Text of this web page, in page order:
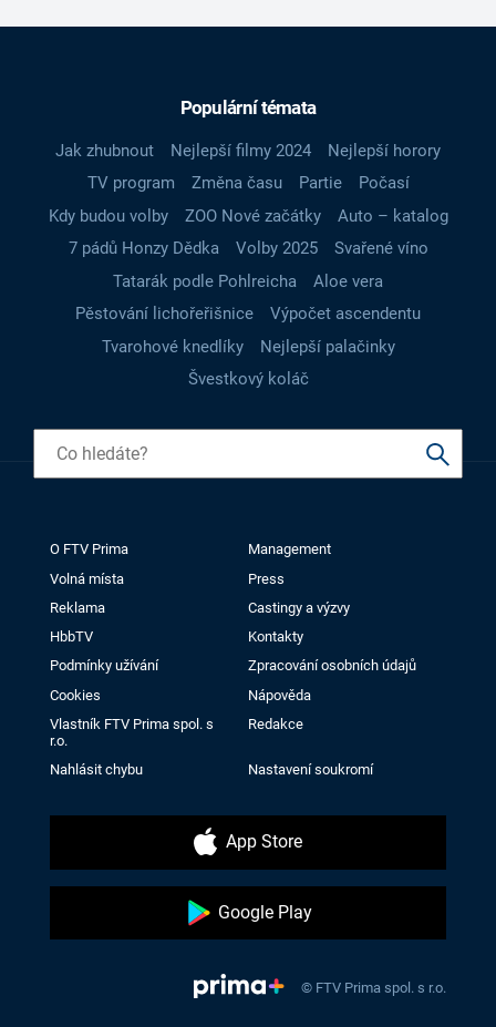
Populární témata
Jak zhubnout Nejlepší filmy 2024
Nejlepší horory
TV program
Změna času Partie
Počasí
Kdy budou volby
ZOO Nové začátky
Auto – katalog
7 pádů Honzy Dědka
Volby 2025
Svařené víno
Tatarák podle Pohlreicha
Aloe vera
Pěstování lichořeřišnice
Výpočet ascendentu
Tvarohové knedlíky
Nejlepší palačinky
Švestkový koláč
O FTV Prima
Management
Volná místa
Press
Reklama
Castingy a výzvy
HbbTV
Kontakty
Podmínky užívání
Zpracování osobních údajů
Cookies
Nápověda
Vlastník FTV Prima spol. s
r.o.
Redakce
Nahlásit chybu Nastavení soukromí
App Store
Google Play
© FTV Prima spol. s r.o.